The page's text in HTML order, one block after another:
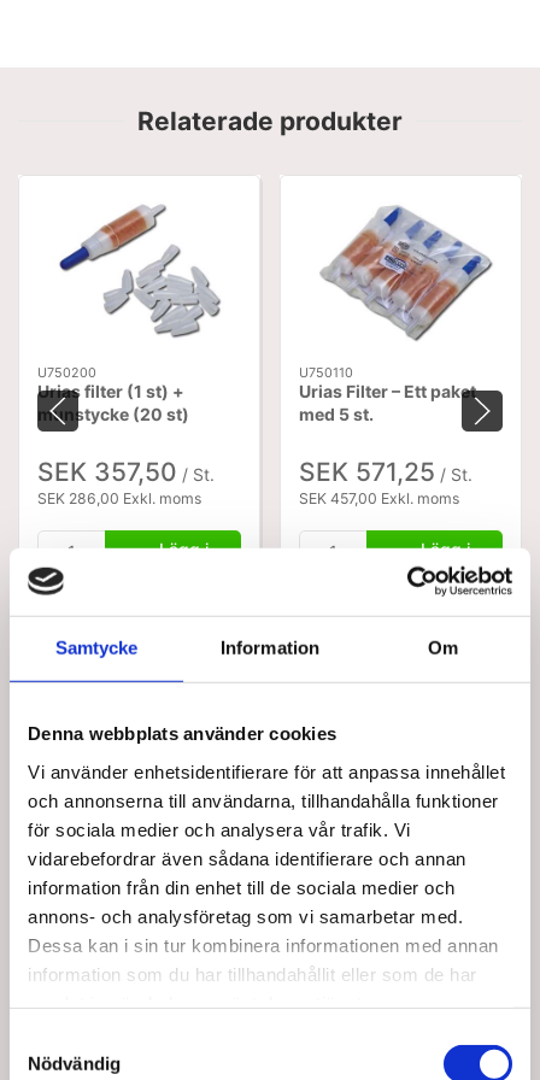
Samtycke Information Om
Denna webbplats använder cookies
Vi använder enhetsidentifierare för att anpassa innehållet
och annonserna till användarna, tillhandahålla funktioner
för sociala medier och analysera vår trafik. Vi
vidarebefordrar även sådana identifierare och annan
information från din enhet till de sociala medier och
annons- och analysföretag som vi samarbetar med.
Dessa kan i sin tur kombinera informationen med annan
information som du har tillhandahållit eller som de har
Nödvändig
Relaterade produkter
U750200
Urias filter (1 st) +
munstycke (20 st)
SEK 357,50 / St.
SEK 286,00 Exkl. moms
Lägg i
U750110
Urias Filter – Ett paket
med 5 st.
SEK 571,25 / St.
SEK 457,00 Exkl. moms
Lägg i
varukorg
Bästsäljare i Armbandage från Urias